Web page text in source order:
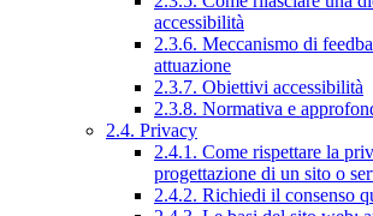
accessibilità
2.3.6. Meccanismo di
attuazione
2.3.7. Obiettivi accessibilità
2.3.8. Normativa e
2.4. Privacy
2.4.1. Come rispettare la
progettazione di un sito o
2.4.2. Richiedi il consenso